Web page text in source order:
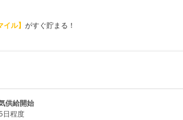
イル】 がすぐ貯まる！
供給開始
日程度